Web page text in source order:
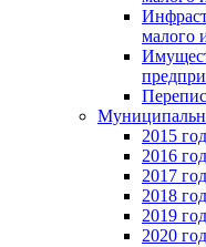
малого
2015 год
2016 год
2017 год
2018 год
2019 год
2020 год